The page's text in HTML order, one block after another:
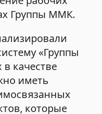
Группы ММК.
«Группы
качестве
иметь
которые